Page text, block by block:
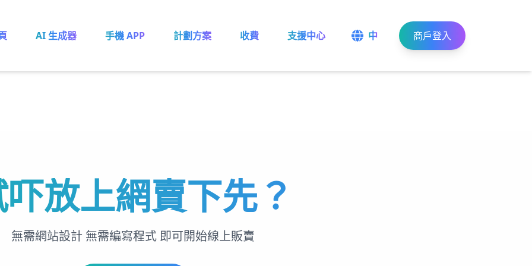
AI 生成器 手機 APP 計劃方案 收費 支援中心 中 商戶登入
放上網賣下先？
無需網站設計 無需編寫程式 即可開始線上販賣